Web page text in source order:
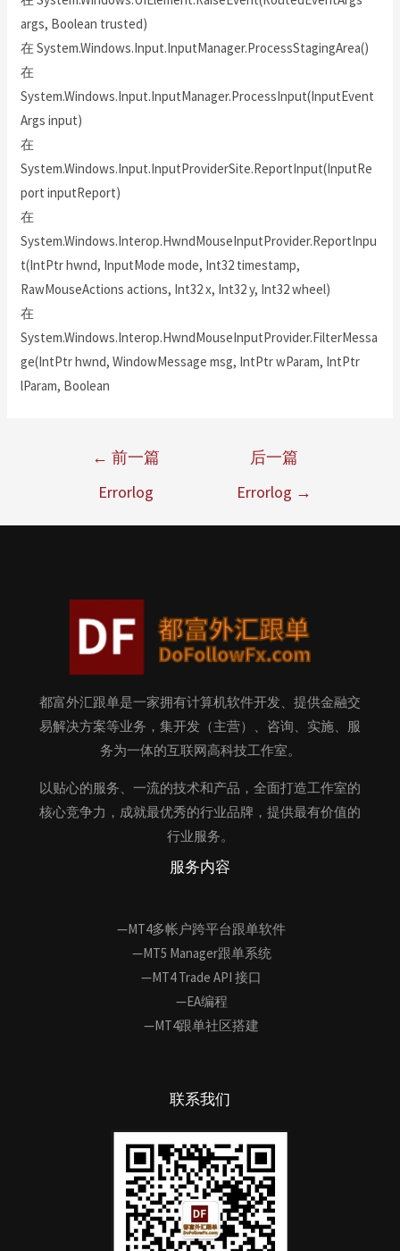
args, Boolean trusted)
在 System.Windows.Input.InputManager.ProcessStagingArea()
在
System.Windows.Input.InputManager.ProcessInput(InputEvent
Args input)
在
System.Windows.Input.InputProviderSite.ReportInput(InputRe
port inputReport)
在
System.Windows.Interop.HwndMouseInputProvider.ReportInpu
t(IntPtr hwnd, InputMode mode, Int32 timestamp,
RawMouseActions actions, Int32 x, Int32 y, Int32 wheel)
在
System.Windows.Interop.HwndMouseInputProvider.FilterMessa
ge(IntPtr hwnd, WindowMessage msg, IntPtr wParam, IntPtr
lParam, Boolean
← 前一篇
Errorlog
后一篇
Errorlog →
都富外汇跟单是一家拥有计算机软件开发、提供金融交
易解决方案等业务，集开发（主营）、咨询、实施、服
务为一体的互联网高科技工作室。
以贴心的服务、一流的技术和产品，全面打造工作室的
核心竞争力，成就最优秀的行业品牌，提供最有价值的
行业服务。
服务内容
—MT4多帐户跨平台跟单软件
—MT5 Manager跟单系统
—MT4 Trade API 接口
—EA编程
—MT4跟单社区搭建
联系我们